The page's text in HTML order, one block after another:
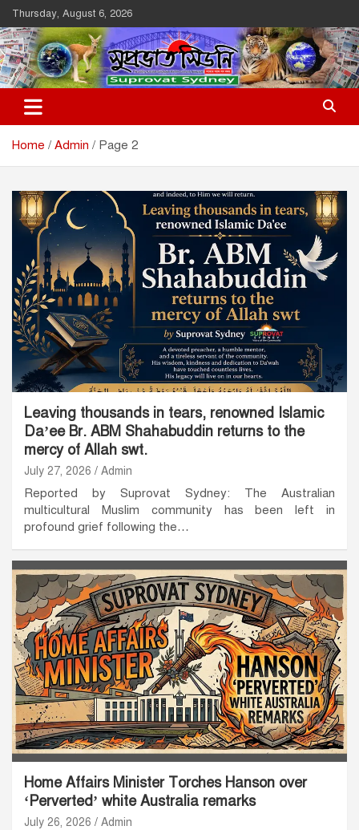
Skip
to
content
Thursday, August 6, 2026
Suprovat Sydney
The Leading Bangladesh Community Newspaper In Australia
Home Admin Page 2
Leaving thousands in tears, renowned Islamic
Da’ee Br. ABM Shahabuddin returns to the
mercy of Allah swt.
July 27, 2026 Admin
Reported by Suprovat Sydney: The Australian
multicultural Muslim community has been left in
profound grief following the…
Home Affairs Minister Torches Hanson over
‘Perverted’ white Australia remarks
July 26, 2026 Admin